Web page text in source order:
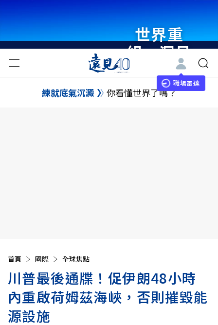
世界重
組・洞見
未來 與
世界領袖
職場雷達
練就底氣沉澱 你看懂世界了嗎？
首頁 國際 全球焦點
川普最後通牒！促伊朗48小時
內重啟荷姆茲海峽，否則摧毀能
源設施